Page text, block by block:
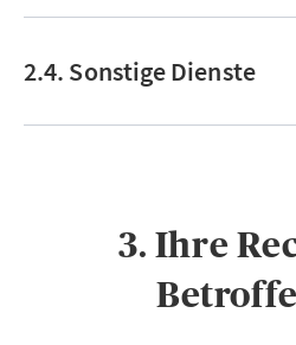
2.4. Sonstige Dienste
3. Ihre